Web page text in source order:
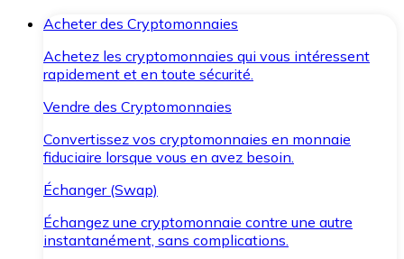
Acheter des Cryptomonnaies
Achetez les cryptomonnaies qui vous intéressent
rapidement et en toute sécurité.
Vendre des Cryptomonnaies
Convertissez vos cryptomonnaies en monnaie
fiduciaire lorsque vous en avez besoin.
Échanger (Swap)
Échangez une cryptomonnaie contre une autre
instantanément, sans complications.